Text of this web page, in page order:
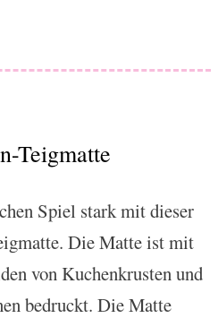
Teigmatte
Spiel stark mit dieser
Die Matte ist mit
von Kuchenkrusten und
bedruckt. Die Matte